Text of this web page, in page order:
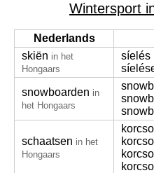
Wintersport
Nederlands
skiën in het
Hongaars
síelés
snowboarden in
het Hongaars
schaatsen in het
Hongaars